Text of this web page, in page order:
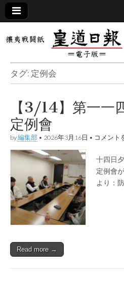
皇道
日報
（防
共新
聞）
電子
版
敬神
尊皇
｜昭
和八
刊
皇道
践
攘夷
戦闘
タグ: 定例会
【3/14】第一一
定例會
by編集部 • 2026年3月16日 • 【3/14】
一
四
六
囘・
コメント
十四日
定例會
より：
Read more →